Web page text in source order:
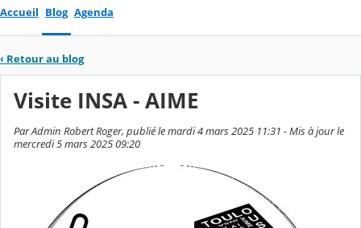
Accueil Blog Agenda
‹ Retour au blog
Visite INSA - AIME
Par Admin Robert Roger, publié le mardi 4 mars 2025 11:31 - Mis à jour le
mercredi 5 mars 2025 09:20